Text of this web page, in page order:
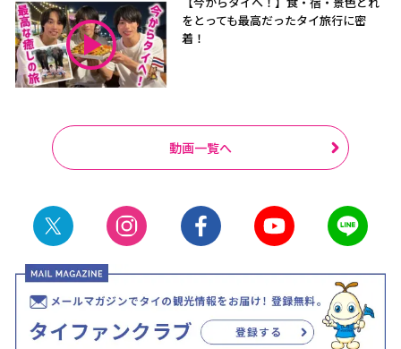
をとっても最高だったタイ旅行に密
着！
動画一覧へ